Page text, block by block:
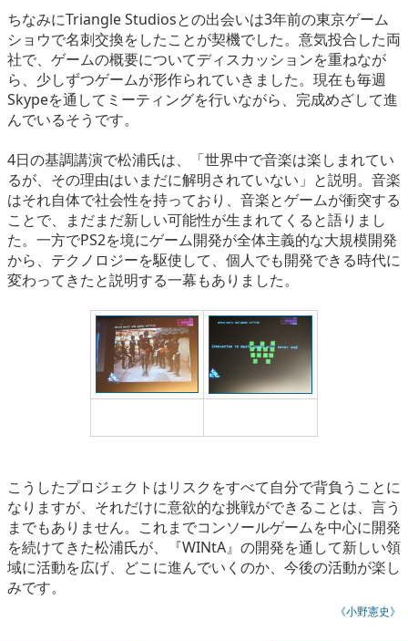
ちなみにTriangle Studiosとの出会いは3年前の東京ゲーム
ショウで名刺交換をしたことが契機でした。意気投合した両
社で、ゲームの概要についてディスカッションを重ねなが
ら、少しずつゲームが形作られていきました。現在も毎週
Skypeを通してミーティングを行いながら、完成めざして進
んでいるそうです。
4日の基調講演で松浦氏は、「世界中で音楽は楽しまれてい
るが、その理由はいまだに解明されていない」と説明。音楽
はそれ自体で社会性を持っており、音楽とゲームが衝突する
ことで、まだまだ新しい可能性が生まれてくると語りまし
た。一方でPS2を境にゲーム開発が全体主義的な大規模開発
から、テクノロジーを駆使して、個人でも開発できる時代に
変わってきたと説明する一幕もありました。
こうしたプロジェクトはリスクをすべて自分で背負うことに
なりますが、それだけに意欲的な挑戦ができることは、言う
までもありません。これまでコンソールゲームを中心に開発
を続けてきた松浦氏が、『WINtA』の開発を通して新しい領
域に活動を広げ、どこに進んでいくのか、今後の活動が楽し
みです。
《小野憲史》